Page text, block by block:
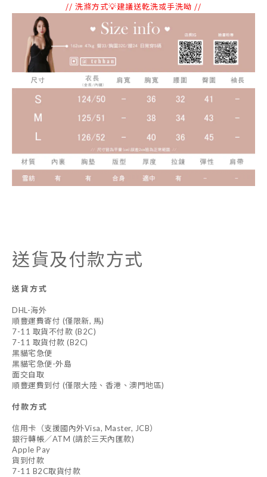
// 洗滌方式💡建議送乾洗或手洗呦 //
送貨及付款方式
送貨方式
DHL-海外
順豐運費寄付 (僅限新, 馬)
7-11 取貨不付款 (B2C)
7-11 取貨付款 (B2C)
黑貓宅急便
黑貓宅急便-外島
面交自取
順豐運費到付 (僅限大陸、香港、澳門地區)
付款方式
信用卡（支援國內外Visa, Master, JCB）
銀行轉帳／ATM (請於三天內匯款)
Apple Pay
貨到付款
7-11 B2C取貨付款